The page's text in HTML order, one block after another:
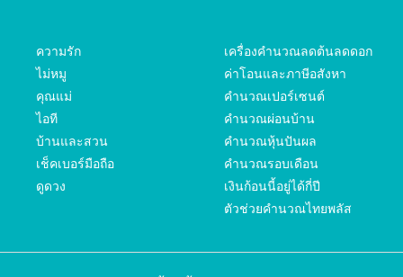
ความรัก
ไม่หมู
คุณแม่
ไอที
บ้านและสวน
เช็คเบอร์มือถือ
ดูดวง
เครื่องคำนวณลดต้นลดดอก
ค่าโอนและภาษีอสังหา
คำนวณเปอร์เซนต์
คำนวณผ่อนบ้าน
คำนวณหุ้นปันผล
คำนวณรอบเดือน
เงินก้อนนี้อยู่ได้กี่ปี
ตัวช่วยคำนวณไทยพลัส